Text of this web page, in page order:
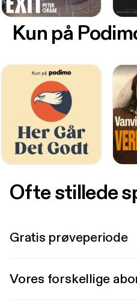
Kun på
Ofte stillede
Gratis prøveperiode
Vores forskellige